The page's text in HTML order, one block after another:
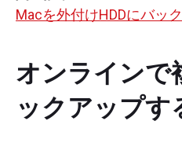
Macを外付けHDDにバッ
オンラインで
ックアップす